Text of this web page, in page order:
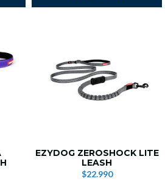
EZYDOG ZEROSHOCK LITE
LEASH
$22.990